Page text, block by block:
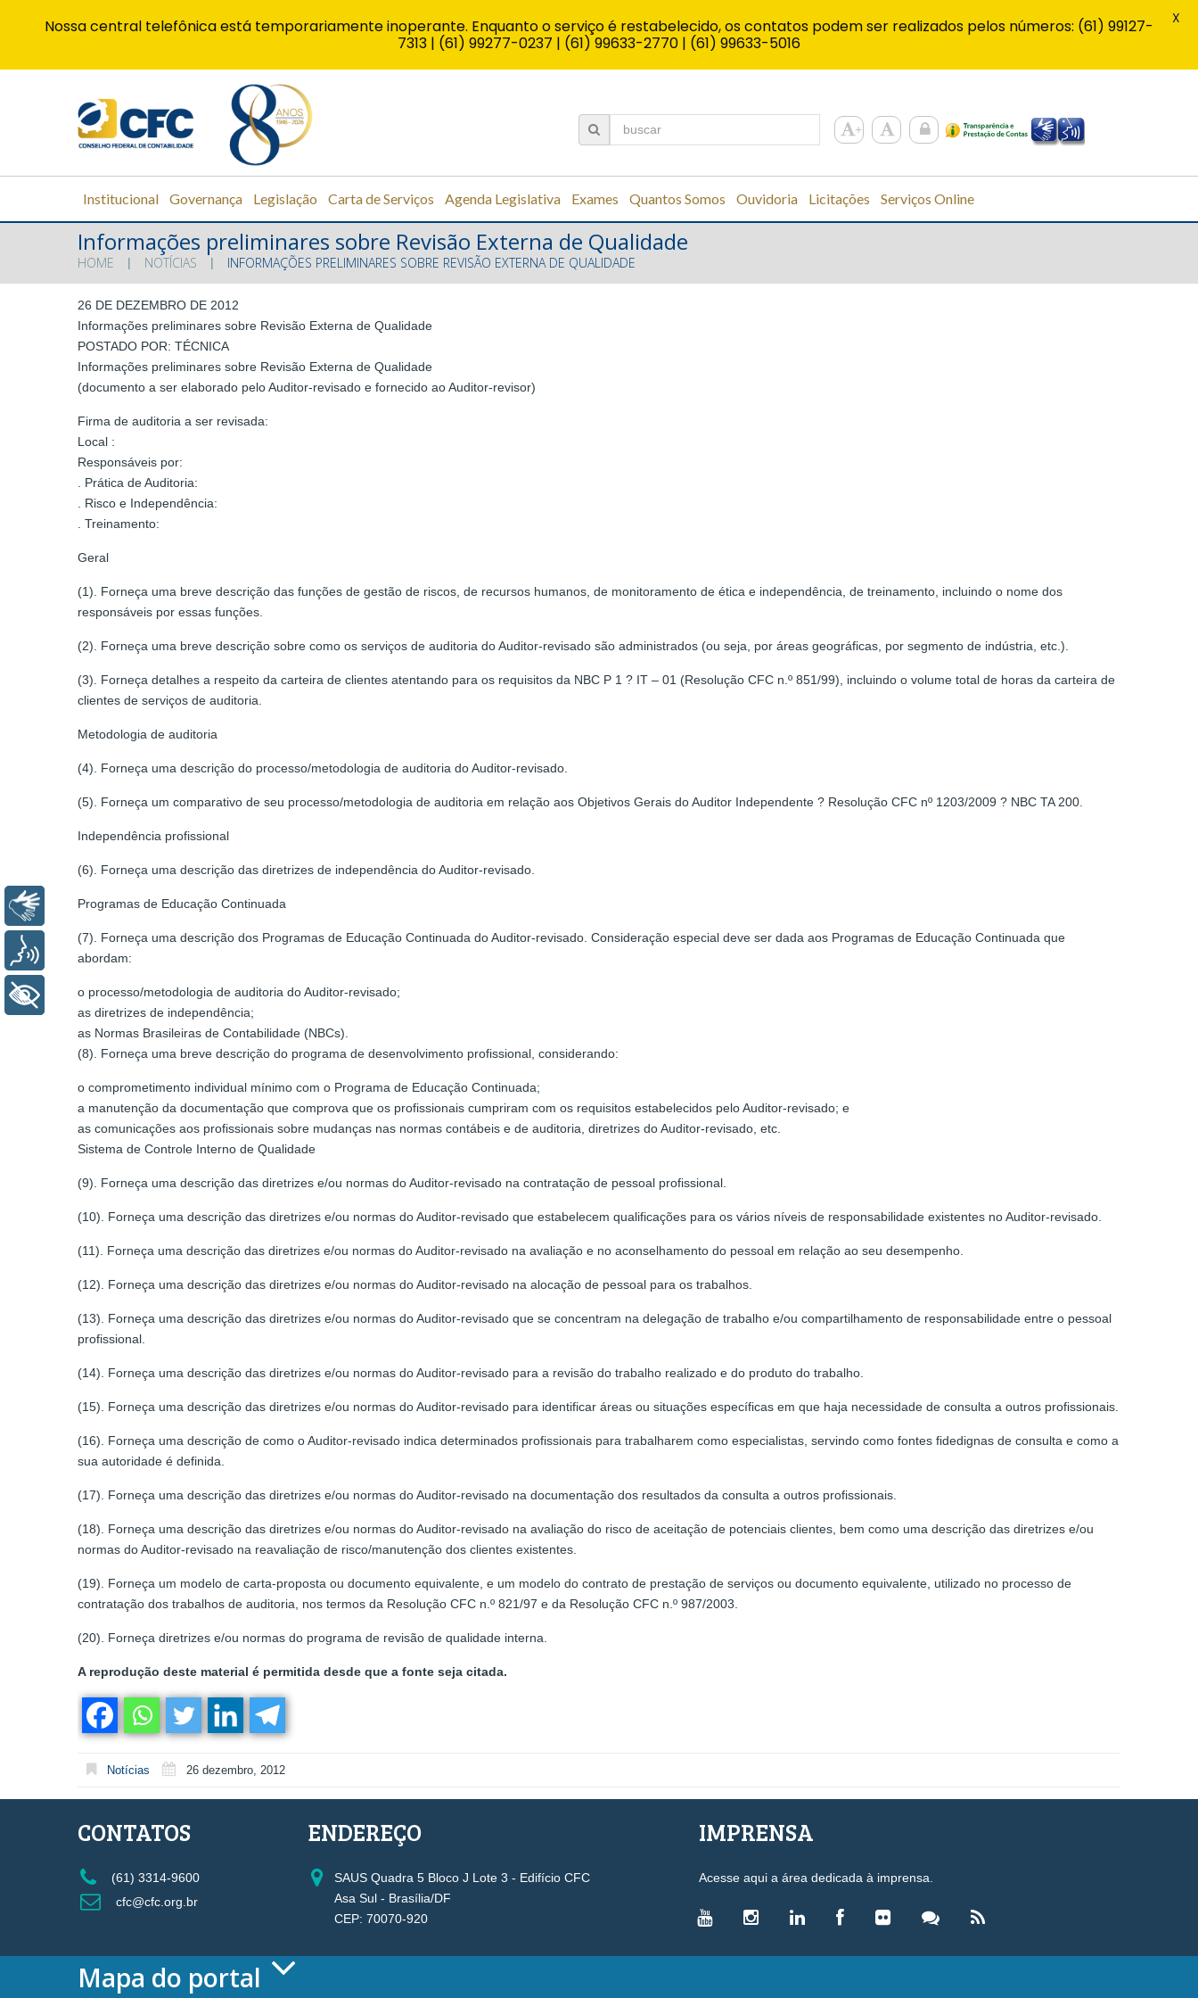
Institucional Governança Legislação Carta de Serviços Agenda Legislativa Exames Quantos Somos Ouvidoria Licitações Serviços Online
Informações preliminares sobre Revisão Externa de Qualidade
HOME NOTÍCIAS INFORMAÇÕES PRELIMINARES SOBRE REVISÃO EXTERNA DE QUALIDADE
26 DE DEZEMBRO DE 2012
Informações preliminares sobre Revisão Externa de Qualidade
POSTADO POR: TÉCNICA
Informações preliminares sobre Revisão Externa de Qualidade
(documento a ser elaborado pelo Auditor-revisado e fornecido ao Auditor-revisor)
Firma de auditoria a ser revisada:
Local :
Responsáveis por:
. Prática de Auditoria:
. Risco e Independência:
. Treinamento:
Geral
(1). Forneça uma breve descrição das funções de gestão de riscos, de recursos humanos, de monitoramento de ética e independência, de treinamento, incluindo o nome dos
responsáveis por essas funções.
(2). Forneça uma breve descrição sobre como os serviços de auditoria do Auditor-revisado são administrados (ou seja, por áreas geográficas, por segmento de indústria, etc.).
(3). Forneça detalhes a respeito da carteira de clientes atentando para os requisitos da NBC P 1 ? IT – 01 (Resolução CFC n.º 851/99), incluindo o volume total de horas da carteira de
clientes de serviços de auditoria.
Metodologia de auditoria
(4). Forneça uma descrição do processo/metodologia de auditoria do Auditor-revisado.
(5). Forneça um comparativo de seu processo/metodologia de auditoria em relação aos Objetivos Gerais do Auditor Independente ? Resolução CFC nº 1203/2009 ? NBC TA 200.
Independência profissional
(6). Forneça uma descrição das diretrizes de independência do Auditor-revisado.
Programas de Educação Continuada
(7). Forneça uma descrição dos Programas de Educação Continuada do Auditor-revisado. Consideração especial deve ser dada aos Programas de Educação Continuada que
abordam:
o processo/metodologia de auditoria do Auditor-revisado;
as diretrizes de independência;
as Normas Brasileiras de Contabilidade (NBCs).
(8). Forneça uma breve descrição do programa de desenvolvimento profissional, considerando:
o comprometimento individual mínimo com o Programa de Educação Continuada;
a manutenção da documentação que comprova que os profissionais cumpriram com os requisitos estabelecidos pelo Auditor-revisado; e
as comunicações aos profissionais sobre mudanças nas normas contábeis e de auditoria, diretrizes do Auditor-revisado, etc.
Sistema de Controle Interno de Qualidade
(9). Forneça uma descrição das diretrizes e/ou normas do Auditor-revisado na contratação de pessoal profissional.
(10). Forneça uma descrição das diretrizes e/ou normas do Auditor-revisado que estabelecem qualificações para os vários níveis de responsabilidade existentes no Auditor-revisado.
(11). Forneça uma descrição das diretrizes e/ou normas do Auditor-revisado na avaliação e no aconselhamento do pessoal em relação ao seu desempenho.
(12). Forneça uma descrição das diretrizes e/ou normas do Auditor-revisado na alocação de pessoal para os trabalhos.
(13). Forneça uma descrição das diretrizes e/ou normas do Auditor-revisado que se concentram na delegação de trabalho e/ou compartilhamento de responsabilidade entre o pessoal
profissional.
(14). Forneça uma descrição das diretrizes e/ou normas do Auditor-revisado para a revisão do trabalho realizado e do produto do trabalho.
(15). Forneça uma descrição das diretrizes e/ou normas do Auditor-revisado para identificar áreas ou situações específicas em que haja necessidade de consulta a outros profissionais.
(16). Forneça uma descrição de como o Auditor-revisado indica determinados profissionais para trabalharem como especialistas, servindo como fontes fidedignas de consulta e como a
sua autoridade é definida.
(17). Forneça uma descrição das diretrizes e/ou normas do Auditor-revisado na documentação dos resultados da consulta a outros profissionais.
(18). Forneça uma descrição das diretrizes e/ou normas do Auditor-revisado na avaliação do risco de aceitação de potenciais clientes, bem como uma descrição das diretrizes e/ou
normas do Auditor-revisado na reavaliação de risco/manutenção dos clientes existentes.
(19). Forneça um modelo de carta-proposta ou documento equivalente, e um modelo do contrato de prestação de serviços ou documento equivalente, utilizado no processo de
contratação dos trabalhos de auditoria, nos termos da Resolução CFC n.º 821/97 e da Resolução CFC n.º 987/2003.
(20). Forneça diretrizes e/ou normas do programa de revisão de qualidade interna.
A reprodução deste material é permitida desde que a fonte seja citada.
Notícias 26 dezembro, 2012
CONTATOS
(61) 3314-9600
cfc@cfc.org.br
ENDEREÇO
SAUS Quadra 5 Bloco J Lote 3 - Edifício CFC
Asa Sul - Brasília/DF
CEP: 70070-920
IMPRENSA
Acesse aqui a área dedicada à imprensa.
Mapa do portal
Nossa central telefônica está temporariamente inoperante. Enquanto o serviço é restabelecido, os contatos podem ser realizados pelos números: (61) 99127-
7313 | (61) 99277-0237 | (61) 99633-2770 | (61) 99633-5016
X
Libras
+ Acessibilidade